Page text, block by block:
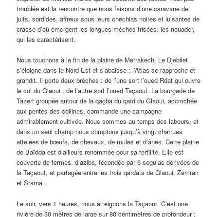
troublée est la rencontre que nous faisons d’une caravane de
juifs, sordides, affreux sous leurs chéchias noires et luisantes de
crasse d’où émergent les longues mèches frisées, les nouader,
qui les caractérisent.
Nous touchons à la fin de la plaine de Merrakech. Le Djebilet
s’éloigne dans le Nord-Est et s’abaisse ; l’Atlas se rapproche et
grandit. Il porte deux brèches : de l’une sort l’oued Rdat qui ouvre
le col du Glaoui ; de l’autre sort l’oued Taçaout. La bourgade de
Tazert groupée autour de la qaçba du qaïd du Glaoui, accrochée
aux pentes des collines, commande une campagne
admirablement cultivée. Nous sommes au temps des labours, et
dans un seul champ nous comptons jusqu’à vingt charrues
attelées de bœufs, de chevaux, de mules et d’ânes. Cette plaine
de Baïdda est d’ailleurs renommée pour sa fertilité. Elle est
couverte de fermes, d’azibs, fécondée par 6 seguias dérivées de
la Taçaout, et partagée entre les trois qaïdats de Glaoui, Zemran
et Srarna.
Le soir, vers 1 heures, nous atteignons la Taçaout. C’est une
rivière de 30 mètres de large sur 80 centimètres de profondeur ;